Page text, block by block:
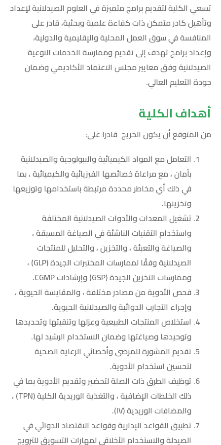
تسعي الكلية لتقديم برامج متميزة في العلوم الصيدلانية لإعداد
وتأهيل كادر متمكن ذات كفاءة علمية وبحثية، قادر على
المنافسة في سوق العمل المحلية والإقليمية والدولية،
وإعداد برامج تهدف إلى تقديم وممارسة الخدمات النوعية
الصيدلانية وفق معايير مجلس الاعتماد الأكاديمي وضمان
جودة التعليم العالي.
أهداف الكلية
من المتوقع أن يكون الخريج قادرا على:
التعامل مع المواد الكيميائية والبيولوجية والصيدلانية
بأمان ، مع مراعاة خصائصها الفيزيائية والكيميائية ، بما
في ذلك أي مخاطر محددة مرتبطة باستخدامها وتوزيعها
وتخزينها.
تشغيل المعدات والأدوات الصيدلانية المختلفة
واستخدام التقنيات الناشئة في الصياغة المسبقة ،
والصياغة والتعبئة ، والتخزين ، والتحليل للمنتجات
الصيدلانية وفقًا لممارسات المختبرات الجيدة (GLP) ،
وممارسات التخزين الجيدة (GSP) وإرشادات CGMP.
فحص الأدوية من مصادر مختلفة ، والمقايسة الحيوية ،
وإجراء التجارب الدوائية والصيدلانية الحيوية.
استخلاص المنتجات الطبيعية وعزلها وتنقيتها وتحديدها
وتوحيدها وصياغتها وضمان الاستخدام الرشيد لها.
تقديم المشورة للمرضى وأخصائي الرعاية الصحية
لتحسين استخدام الأدوية.
توظيف الطرق ذات الصلة لتحضير وتقديم الأدوية بما في
ذلك الخلطات الإضافية ، والتغذية الوريدية الكلية (TPN) ،
والمضافات الوريدية (IV).
تطبيق القواعد الإدارية وقواعد الاقتصاد الدوائي في
الصيدلة والاستخدام الأخلاقي لمهارات التسويق للترويج